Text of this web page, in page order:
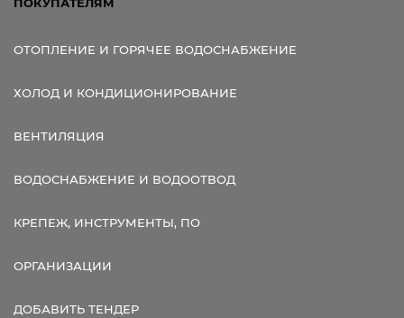
ОТОПЛЕНИЕ И ГОРЯЧЕЕ ВОДОСНАБЖЕНИЕ
ХОЛОД И КОНДИЦИОНИРОВАНИЕ
ВЕНТИЛЯЦИЯ
ВОДОСНАБЖЕНИЕ И ВОДООТВОД
КРЕПЕЖ, ИНСТРУМЕНТЫ, ПО
ОРГАНИЗАЦИИ
ДОБАВИТЬ ТЕНДЕР